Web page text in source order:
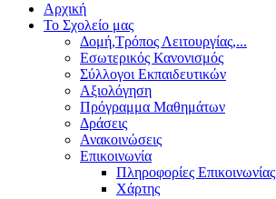
Αρχική
Το Σχολείο μας
Δομή,Τρόπος Λειτουργίας,...
Εσωτερικός Κανονισμός
Σύλλογοι Εκπαιδευτικών
Αξιολόγηση
Πρόγραμμα Μαθημάτων
Δράσεις
Ανακοινώσεις
Επικοινωνία
Πληροφορίες Επικοινωνίας
Χάρτης